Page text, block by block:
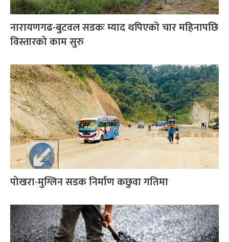
नारायणगढ-बुटवल सडकः म्याद थपिएको चार महिनापछि
विस्तारको काम सुरु
पोखरा-मुग्लिन सडक निर्माण कछुवा गतिमा